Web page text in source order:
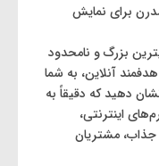
برای نمایش
بزرگ و نامحدود
آنلاین، به شما
دهید که دقیقاً به
اینترنتی،
جذاب، مشتریان